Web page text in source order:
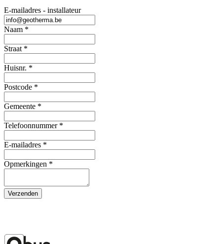
E-mailadres - installateur
Naam *
Straat *
Huisnr. *
Postcode *
Gemeente *
Telefoonnummer *
E-mailadres *
Opmerkingen *
Verzenden